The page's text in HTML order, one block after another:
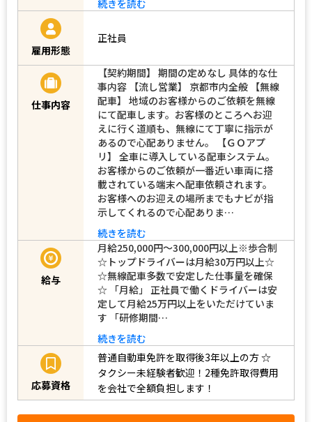
駐車場あり（無料）…
雇用形態
正社員
【契約期間】 期間の定めなし 具体的な仕
事内容 【流し営業】 京都市内全般 【無線
配車】 地域のお客様からのご依頼を無線
にて配車します。お客様のところへお迎
えに行く道順も、無線にて丁寧に指示が
あるので心配ありません。 【ＧＯアプ
リ】 全車に導入している配車システム。
お客様からのご依頼が一番近い車両に搭
載されている端末へ配車依頼されます。
示してくれるので心配ありま…
続きを読む
月給250,000円～300,000円以上※歩合制
☆トップドライバーは月給30万円以上☆
☆無線配車多数で安定した仕事量を確保
☆ 「月給」 正社員で働くドライバーは安
す 「研修期間…
続きを読む
普通自動車免許を取得後3年以上の方
タクシー未経験者歓迎！2種免許取得費用
を会社で全額負担します！